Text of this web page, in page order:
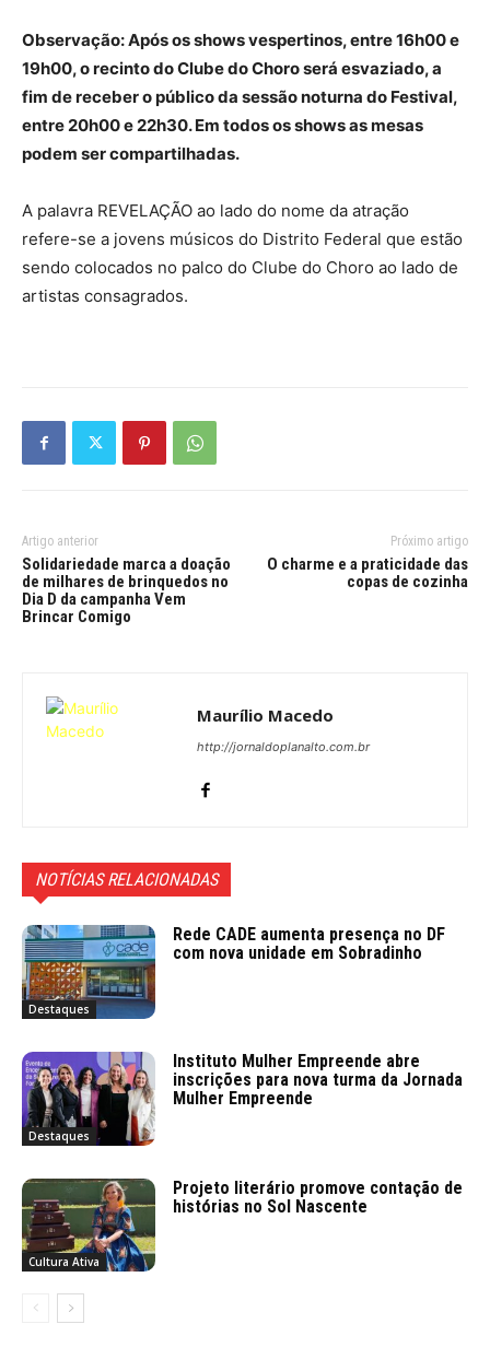
Observação: Após os shows vespertinos, entre 16h00 e
19h00, o recinto do Clube do Choro será esvaziado, a
fim de receber o público da sessão noturna do Festival,
entre 20h00 e 22h30. Em todos os shows as mesas
podem ser compartilhadas.
A palavra REVELAÇÃO ao lado do nome da atração
refere-se a jovens músicos do Distrito Federal que estão
sendo colocados no palco do Clube do Choro ao lado de
artistas consagrados.
Artigo anterior
Solidariedade marca a doação
de milhares de brinquedos no
Dia D da campanha Vem
Brincar Comigo
Próximo artigo
O charme e a praticidade das
copas de cozinha
Maurílio Macedo
http://jornaldoplanalto.com.br
NOTÍCIAS RELACIONADAS
Destaques
Rede CADE aumenta presença no DF
com nova unidade em Sobradinho
Destaques
Instituto Mulher Empreende abre
inscrições para nova turma da Jornada
Mulher Empreende
Cultura Ativa
Projeto literário promove contação de
histórias no Sol Nascente